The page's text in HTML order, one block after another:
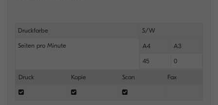
Druckfarbe S/W
Seiten pro Minute A4 A3
45 0
Druck Kopie Scan Fax